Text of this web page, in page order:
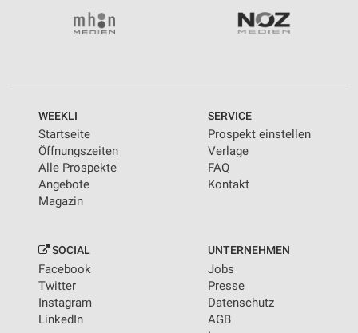
WEEKLI
Startseite
Öffnungszeiten
Alle Prospekte
Angebote
Magazin
SERVICE
Prospekt einstellen
Verlage
FAQ
Kontakt
SOCIAL
Facebook
Twitter
Instagram
LinkedIn
UNTERNEHMEN
Jobs
Presse
Datenschutz
AGB